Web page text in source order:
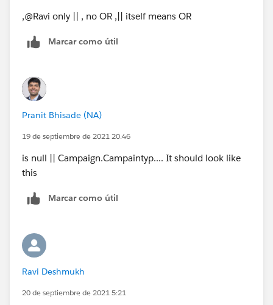
,@Ravi only || , no OR ,|| itself means OR
Marcar como útil
Pranit Bhisade (NA)
19 de septiembre de 2021 20:46
is null || Campaign.Campaintyp.... It should look like
this
Marcar como útil
Ravi Deshmukh
20 de septiembre de 2021 5:21